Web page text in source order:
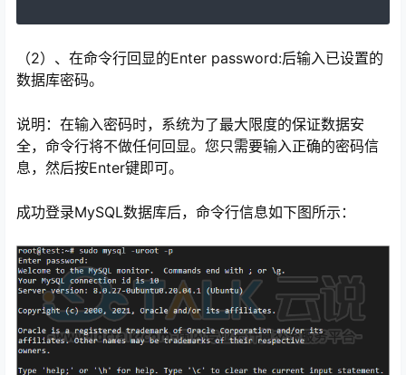
（2）、在命令行回显的Enter password:后输入已设置的
数据库密码。
说明：在输入密码时，系统为了最大限度的保证数据安
全，命令行将不做任何回显。您只需要输入正确的密码信
息，然后按Enter键即可。
成功登录MySQL数据库后，命令行信息如下图所示：